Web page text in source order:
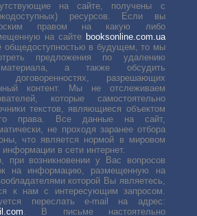
на сайте, получены с
ресурсов. Если вы
правом на какую либо
на сайте booksonline.com.ua
общедоступностью в будущем, то мы
предложения по удалению
материала, а также обсудить
разрешающих
контент. Мы не отслеживаем
которые самостоятельно
текстов, являющиеся объектом
права. Все данные на сайт,
не проходя заранее отбора
что является нормой в мировом
в сети интернет.
при возникновении у Вас вопросов
на информацию, размещенную на
которой Вы являетесь,
к нам с интересующим запросом.
переслать е-mail на адрес:
. В письме настоятельно